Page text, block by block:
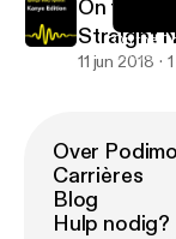
On the
Kanye
On the
Straight
11 jun 2018
Over Podimo
Carrières
Blog
Hulp nodig?